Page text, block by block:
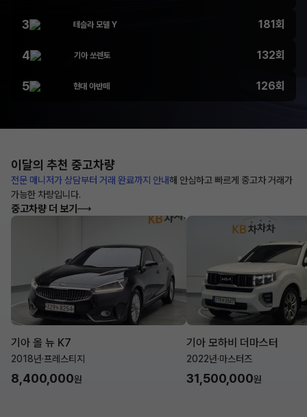
3 테슬라 모델 Y 181회
4 기아 쏘렌토 132회
5 현대 아반떼 126회
이달의 추천 중고차량
전문 매니저가 상담부터 거래 완료까지 안내해 안심하고 빠르게 중고차 거래가
가능한 차량입니다.
중고차량 더 보기
기아 올 뉴 K7
2018년·프레스티지
8,400,000원
기아 모하비 더마스터
2022년·마스터즈
31,500,000원